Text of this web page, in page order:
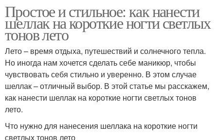
Простое и стильное: как нанести
шеллак на короткие ногти светлых
тонов лето
Лето – время отдыха, путешествий и солнечного тепла.
Но иногда нам хочется сделать себе маникюр, чтобы
чувствовать себя стильно и уверенно. В этом случае
шеллак – отличный выбор. В этой статье мы расскажем,
как нанести шеллак на короткие ногти светлых тонов
лето.
Что нужно для нанесения шеллака на короткие ногти
светлых тонов лето